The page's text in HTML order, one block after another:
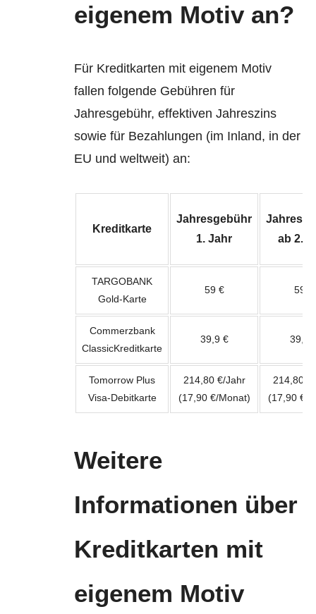
eigenem Motiv an?
Für Kreditkarten mit eigenem Motiv
fallen folgende Gebühren für
Jahresgebühr, effektiven Jahreszins
sowie für Bezahlungen (im Inland, in der
EU und weltweit) an:
Kreditkarte
Jahresgebühr
1. Jahr
ab 2.
TARGOBANK
Gold-Karte
59 € 59 €
Commerzbank
ClassicKreditkarte
39,9 € 39,9
Tomorrow Plus
Visa-Debitkarte
214,80 €/Jahr
(17,90 €/Monat)
214,80
(17,90 €/
Weitere
Informationen über
Kreditkarten mit
eigenem Motiv